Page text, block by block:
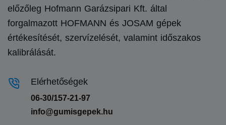
előzőleg Hofmann Garázsipari Kft. által
forgalmazott HOFMANN és JOSAM gépek
értékesítését, szervízelését, valamint időszakos
kalibrálását.
Elérhetőségek
06-30/157-21-97
info@gumisgepek.hu